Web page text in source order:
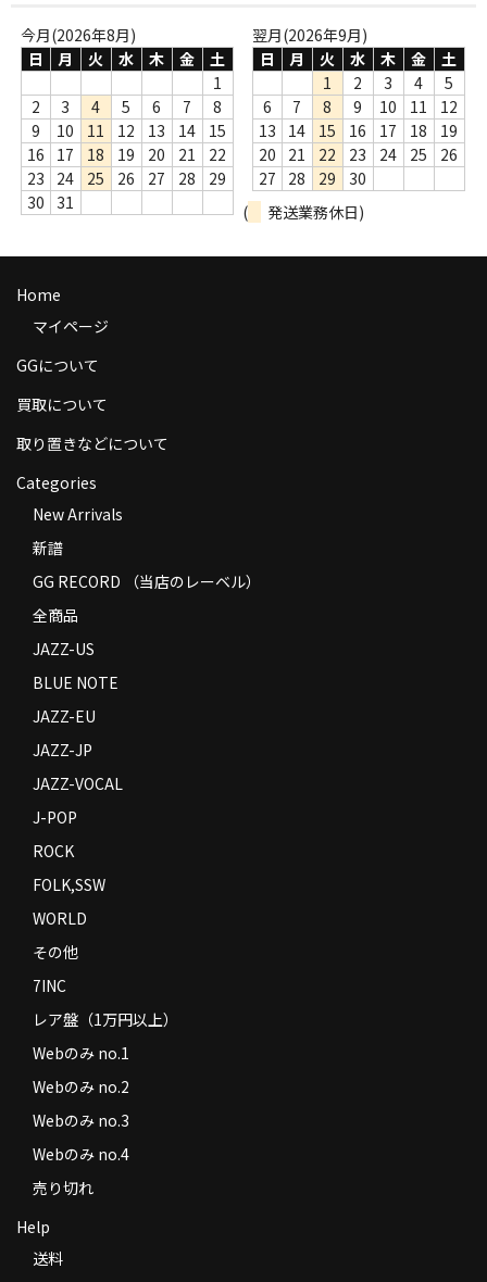
Webのみ no.2
Webのみ no.3
Webのみ no.4
売り切れ
商品の発送
お支払い方法
Privacy Policy
特定商取引法に基づく表示
今月(2026年8月)
日
月 火 水 木 金
土
1
2
3 4 5 6 7
8
9
10 11 12 13 14
15
16
17 18 19 20 21
22
23
24 25 26 27 28
29
30
31
翌月(2026年9月)
日
月 火 水 木 金
土
1
2 3 4
5
6
7 8 9 10 11
12
13
14 15 16 17 18
19
20
21 22 23 24 25
26
27
28 29
30
(
発送業務休日)
Home
マイページ
GGについて
買取について
取り置きなどについて
Categories
New Arrivals
新譜
GG RECORD （当店のレーベル）
全商品
JAZZ-US
BLUE NOTE
JAZZ-EU
JAZZ-JP
JAZZ-VOCAL
J-POP
ROCK
FOLK,SSW
WORLD
その他
7INC
レア盤（1万円以上）
Webのみ no.1
Webのみ no.2
Webのみ no.3
Webのみ no.4
売り切れ
Help
送料